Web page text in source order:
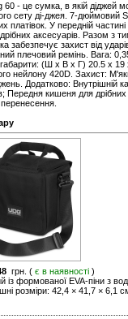
60 - це сумка, в якій діджей
сету ді-джея. 7-дюймовий
платівок. У передній
дрібних аксесуарів. Разом
забезпечує захист від
плечовий ремінь. Вага:
габарити: (Ш х В х Г) 20.5 x
нейлону 420D. Захист:
Додатково: Внутрішній
Передня кишеня для
грн. ( є в наявності )
формованої EVA-піни з
розміри: 42,4 × 41,7 ×